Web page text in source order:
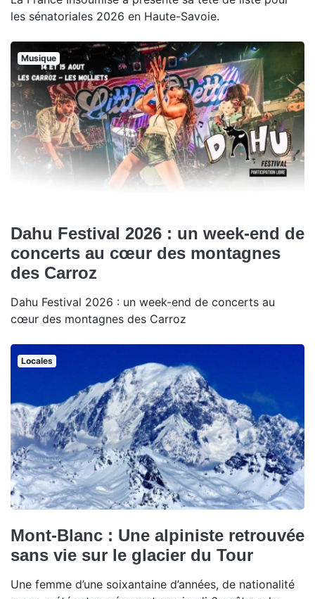
les sénatoriales 2026 en Haute-Savoie.
Musique
Dahu Festival 2026 : un week-end de
concerts au cœur des montagnes
des Carroz
Dahu Festival 2026 : un week-end de concerts au
cœur des montagnes des Carroz
Locales
Mont-Blanc : Une alpiniste retrouvée
sans vie sur le glacier du Tour
Une femme d’une soixantaine d’années, de nationalité